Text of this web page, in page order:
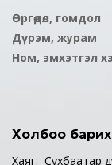
Өргөдөл, гомдол
Дүрэм, журам
Ном, эмхэтгэл
Холбоо барих
Хаяг: Сүхбаатар